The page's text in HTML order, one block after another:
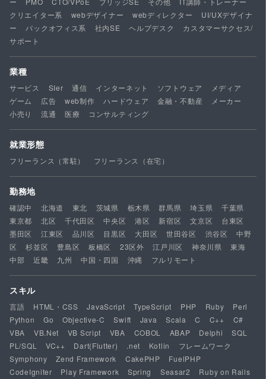
クリエイター系
webデザイナー webディレクター
UI/UXデザイナ
ー
バックオフィス系 社内SE ヘルプデスク
カスタマーサクセス/
サポート
業種
サービス SIer 通信 インターネット ソフトウェア
メディア
ゲーム
広告 web制作 ハードウェア 金融・不動産
メーカー
小売り
流通 医療 コンサルティング
就業形態
フリーランス（常駐） フリーランス（在宅）
勤務地
確認中 北海道 東北 茨城県 栃木県 群馬県 埼玉県
千葉県
東京都
北区 千代田区 中央区 港区 新宿区 文京区
台東区
墨田区
江東区 品川区 目黒区 大田区 世田谷区 渋谷区
中野
区
杉並区 豊島区 板橋区 23区外 江戸川区 神奈川県
東海
中部
近畿 九州 中国・四国 沖縄 フルリモート
スキル
言語 HTML・CSS JavaScript TypeScript PHP Ruby
Perl
Python
Go Objective-C Swift Java Scala C C++
C#
VBA
VB.Net VB Script VBA COBOL ABAP Delphi
SQL
PL/SQL
VC++ Dart(Flutter) .net Kotlin
フレームワーク
Symphony
Zend Framework CakePHP
FuelPHP
CodeIgniter
Play Framework Spring Seasar2
Ruby on Rails